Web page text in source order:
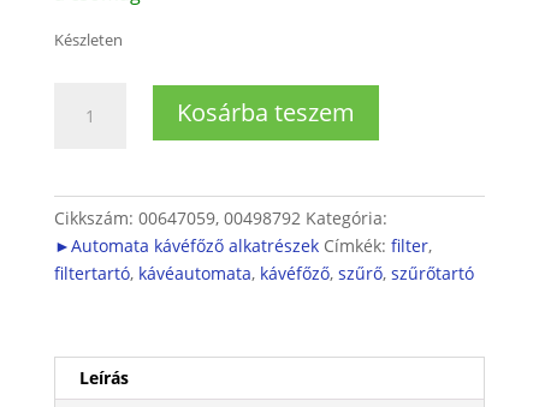
Készleten
szűrőtartó
Kosárba teszem
Cikkszám: 00647059, 00498792 Kategória:
►Automata kávéfőző alkatrészek Címkék: filter,
filtertartó, kávéautomata, kávéfőző, szűrő, szűrőtartó
Leírás